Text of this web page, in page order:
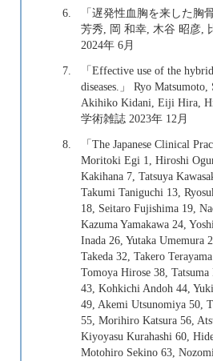
6.
「遅発性血胸を来した
芳秀, 岡 和幸, 木谷 昭彦,
2024年 6月
7.
「Effective use of the
diseases.」 Ryo
Akihiko Kidani, Eiji Hira,
学術雑誌 2023年 12月
8.
「The Japanese Clinical
Moritoki Egi 1, Hiroshi
Kakihana 7, Tatsuya
Takumi Taniguchi 13,
18, Seitaro Fujishima 19,
Kazuma Yamakawa 24,
Inada 26, Yutaka Umemura
Takeda 32, Takero
Tomoya Hirose 38,
43, Kohkichi Andoh 44,
49, Akemi Utsunomiya 50,
55, Morihiro Katsura 56,
Kiyoyasu Kurahashi 60,
Motohiro Sekino 63,